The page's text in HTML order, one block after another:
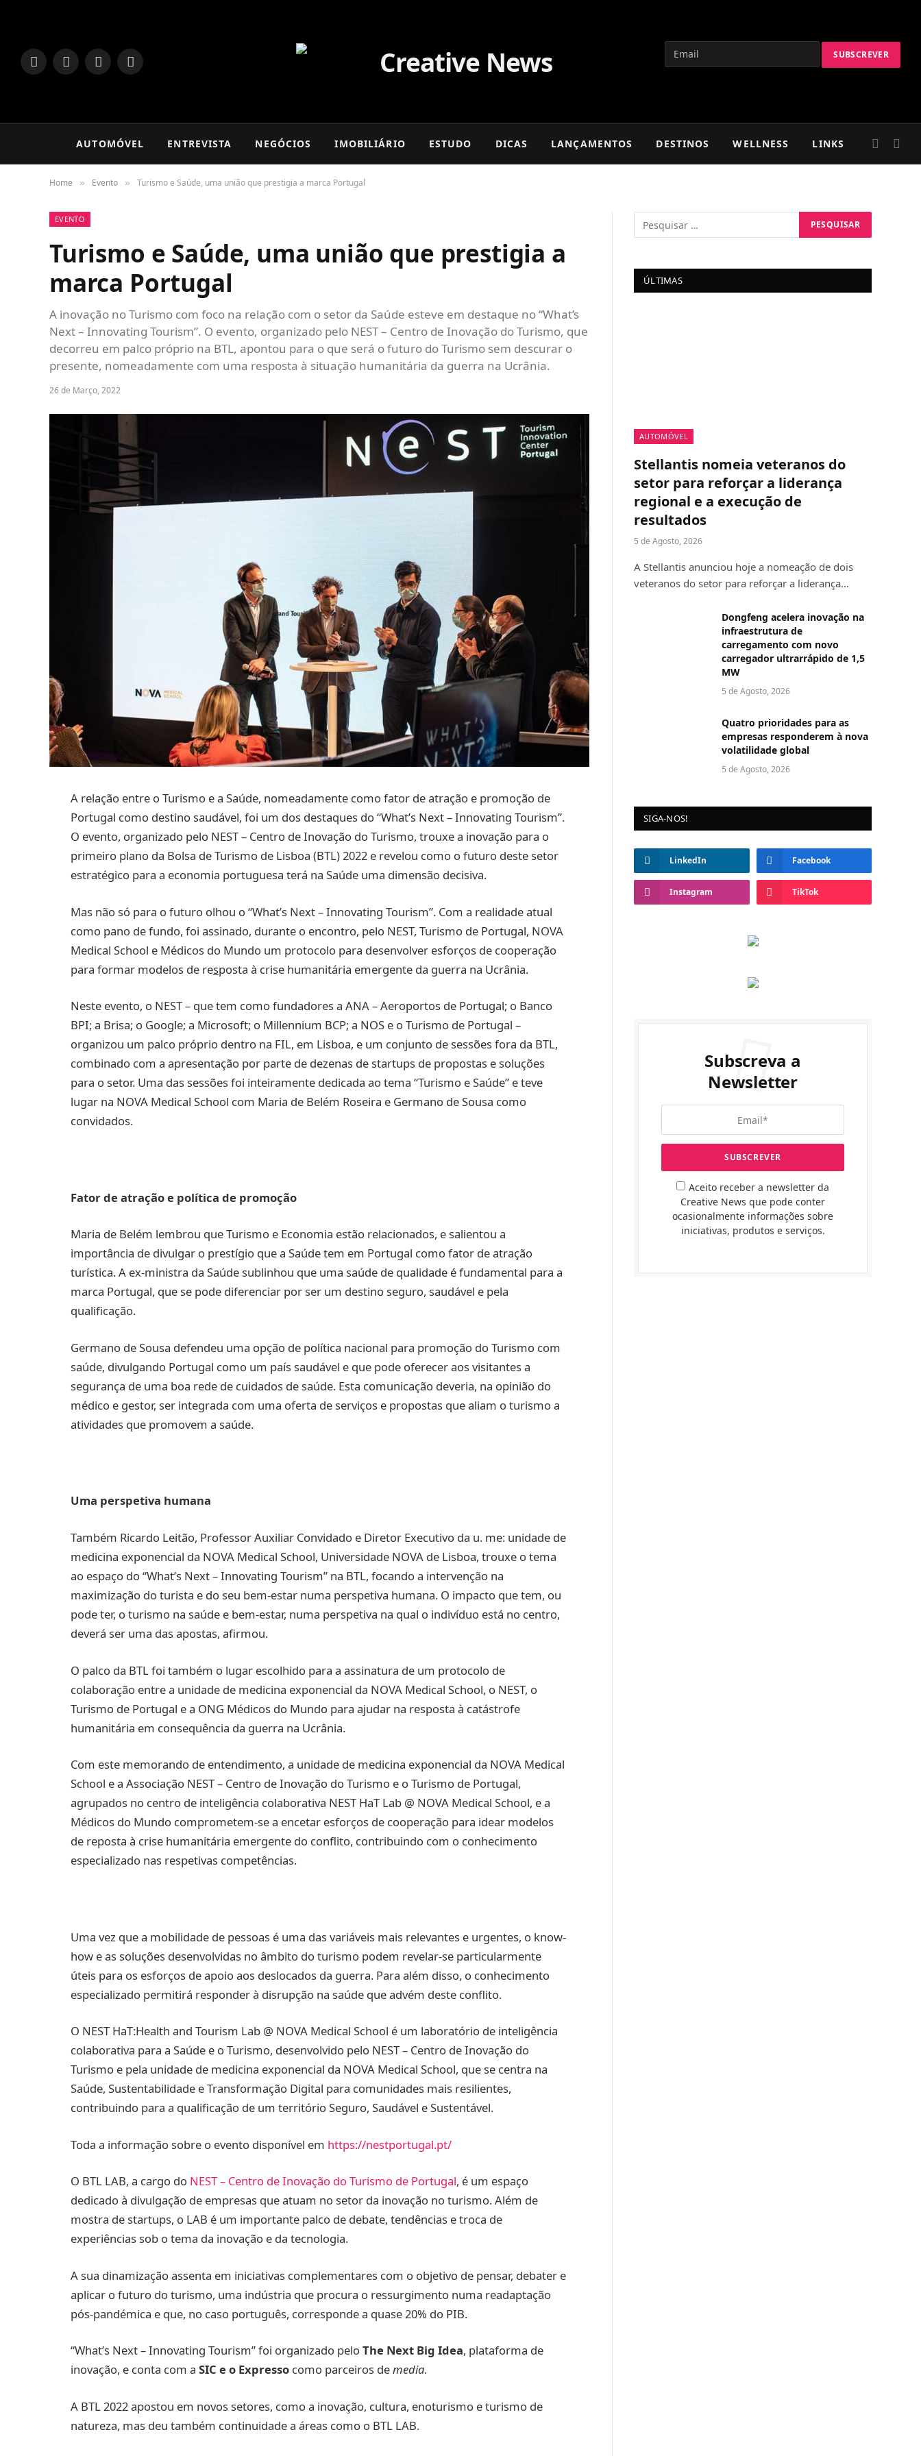
LinkedInFacebookInstagram
TikTok
AUTOMÓVEL ENTREVISTA NEGÓCIOS IMOBILIÁRIO ESTUDO DICAS LANÇAMENTOS DESTINOS WELLNESS LINKS
Home » Evento » Turismo e Saúde, uma união que prestigia a marca Portugal
EVENTO
Turismo e Saúde, uma união que prestigia a
marca Portugal
A inovação no Turismo com foco na relação com o setor da Saúde esteve em destaque no “What’s
Next – Innovating Tourism”. O evento, organizado pelo NEST – Centro de Inovação do Turismo, que
decorreu em palco próprio na BTL, apontou para o que será o futuro do Turismo sem descurar o
presente, nomeadamente com uma resposta à situação humanitária da guerra na Ucrânia.
26 de Março, 2022
A relação entre o Turismo e a Saúde, nomeadamente como fator de atração e promoção de
Portugal como destino saudável, foi um dos destaques do “What’s Next – Innovating Tourism”.
O evento, organizado pelo NEST – Centro de Inovação do Turismo, trouxe a inovação para o
primeiro plano da Bolsa de Turismo de Lisboa (BTL) 2022 e revelou como o futuro deste setor
estratégico para a economia portuguesa terá na Saúde uma dimensão decisiva.
Mas não só para o futuro olhou o “What’s Next – Innovating Tourism”. Com a realidade atual
como pano de fundo, foi assinado, durante o encontro, pelo NEST, Turismo de Portugal, NOVA
Medical School e Médicos do Mundo um protocolo para desenvolver esforços de cooperação
para formar modelos de resposta à crise humanitária emergente da guerra na Ucrânia.
Neste evento, o NEST – que tem como fundadores a ANA – Aeroportos de Portugal; o Banco
BPI; a Brisa; o Google; a Microsoft; o Millennium BCP; a NOS e o Turismo de Portugal –
organizou um palco próprio dentro na FIL, em Lisboa, e um conjunto de sessões fora da BTL,
combinado com a apresentação por parte de dezenas de startups de propostas e soluções
para o setor. Uma das sessões foi inteiramente dedicada ao tema “Turismo e Saúde” e teve
lugar na NOVA Medical School com Maria de Belém Roseira e Germano de Sousa como
convidados.
Fator de atração e política de promoção
Maria de Belém lembrou que Turismo e Economia estão relacionados, e salientou a
importância de divulgar o prestígio que a Saúde tem em Portugal como fator de atração
turística. A ex-ministra da Saúde sublinhou que uma saúde de qualidade é fundamental para a
marca Portugal, que se pode diferenciar por ser um destino seguro, saudável e pela
qualificação.
Germano de Sousa defendeu uma opção de política nacional para promoção do Turismo com
saúde, divulgando Portugal como um país saudável e que pode oferecer aos visitantes a
segurança de uma boa rede de cuidados de saúde. Esta comunicação deveria, na opinião do
médico e gestor, ser integrada com uma oferta de serviços e propostas que aliam o turismo a
atividades que promovem a saúde.
Uma perspetiva humana
Também Ricardo Leitão, Professor Auxiliar Convidado e Diretor Executivo da u. me: unidade de
medicina exponencial da NOVA Medical School, Universidade NOVA de Lisboa, trouxe o tema
ao espaço do “What’s Next – Innovating Tourism” na BTL, focando a intervenção na
maximização do turista e do seu bem-estar numa perspetiva humana. O impacto que tem, ou
pode ter, o turismo na saúde e bem-estar, numa perspetiva na qual o indivíduo está no centro,
deverá ser uma das apostas, afirmou.
O palco da BTL foi também o lugar escolhido para a assinatura de um protocolo de
colaboração entre a unidade de medicina exponencial da NOVA Medical School, o NEST, o
Turismo de Portugal e a ONG Médicos do Mundo para ajudar na resposta à catástrofe
humanitária em consequência da guerra na Ucrânia.
Com este memorando de entendimento, a unidade de medicina exponencial da NOVA Medical
School e a Associação NEST – Centro de Inovação do Turismo e o Turismo de Portugal,
agrupados no centro de inteligência colaborativa NEST HaT Lab @ NOVA Medical School, e a
Médicos do Mundo comprometem-se a encetar esforços de cooperação para idear modelos
de reposta à crise humanitária emergente do conflito, contribuindo com o conhecimento
especializado nas respetivas competências.
Uma vez que a mobilidade de pessoas é uma das variáveis mais relevantes e urgentes, o know-
how e as soluções desenvolvidas no âmbito do turismo podem revelar-se particularmente
úteis para os esforços de apoio aos deslocados da guerra. Para além disso, o conhecimento
especializado permitirá responder à disrupção na saúde que advém deste conflito.
O NEST HaT:Health and Tourism Lab @ NOVA Medical School é um laboratório de inteligência
colaborativa para a Saúde e o Turismo, desenvolvido pelo NEST – Centro de Inovação do
Turismo e pela unidade de medicina exponencial da NOVA Medical School, que se centra na
Saúde, Sustentabilidade e Transformação Digital para comunidades mais resilientes,
contribuindo para a qualificação de um território Seguro, Saudável e Sustentável.
Toda a informação sobre o evento disponível em https://nestportugal.pt/
O BTL LAB, a cargo do NEST – Centro de Inovação do Turismo de Portugal, é um espaço
dedicado à divulgação de empresas que atuam no setor da inovação no turismo. Além de
mostra de startups, o LAB é um importante palco de debate, tendências e troca de
experiências sob o tema da inovação e da tecnologia.
A sua dinamização assenta em iniciativas complementares com o objetivo de pensar, debater e
aplicar o futuro do turismo, uma indústria que procura o ressurgimento numa readaptação
pós-pandémica e que, no caso português, corresponde a quase 20% do PIB.
“What’s Next – Innovating Tourism” foi organizado peloThe Next Big Idea, plataforma de
inovação, e conta com a SIC e o Expresso como parceiros demedia.
A BTL 2022 apostou em novos setores, como a inovação, cultura, enoturismo e turismo de
natureza, mas deu também continuidade a áreas como o BTL LAB.
ÚLTIMAS
AUTOMÓVEL
Stellantis nomeia veteranos do
setor para reforçar a liderança
regional e a execução de
resultados
5 de Agosto, 2026
A Stellantis anunciou hoje a nomeação de dois
veteranos do setor para reforçar a liderança…
Dongfeng acelera inovação na
infraestrutura de
carregamento com novo
carregador ultrarrápido de 1,5
MW
5 de Agosto, 2026
Quatro prioridades para as
empresas responderem à nova
volatilidade global
5 de Agosto, 2026
SIGA-NOS!
LinkedIn Facebook
Instagram TikTok
Subscreva a
Newsletter
Aceito receber a newsletter da
Creative News que pode conter
ocasionalmente informações sobre
iniciativas, produtos e serviços.